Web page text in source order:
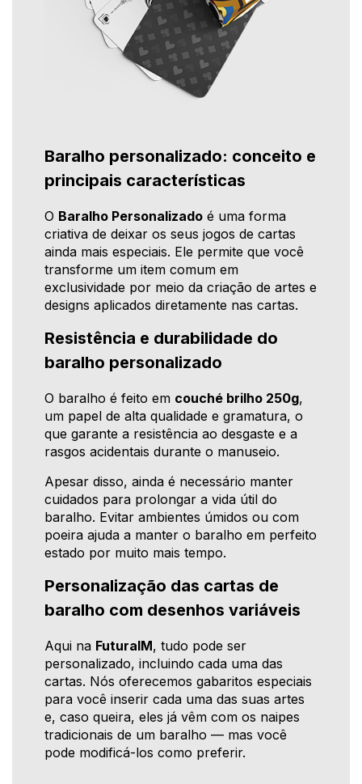
Baralho personalizado: conceito e
principais características
O Baralho Personalizado é uma forma
criativa de deixar os seus jogos de cartas
ainda mais especiais. Ele permite que você
transforme um item comum em
exclusividade por meio da criação de artes e
designs aplicados diretamente nas cartas.
Resistência e durabilidade do
baralho personalizado
O baralho é feito em couché brilho 250g,
um papel de alta qualidade e gramatura, o
que garante a resistência ao desgaste e a
rasgos acidentais durante o manuseio.
Apesar disso, ainda é necessário manter
cuidados para prolongar a vida útil do
baralho. Evitar ambientes úmidos ou com
poeira ajuda a manter o baralho em perfeito
estado por muito mais tempo.
Personalização das cartas de
baralho com desenhos variáveis
Aqui na FuturaIM, tudo pode ser
personalizado, incluindo cada uma das
cartas. Nós oferecemos gabaritos especiais
para você inserir cada uma das suas artes
e, caso queira, eles já vêm com os naipes
tradicionais de um baralho — mas você
pode modificá-los como preferir.